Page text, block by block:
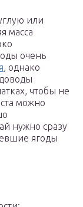
или
масса
очень
, однако
чтобы не
можно
нужно сразу
ягоды